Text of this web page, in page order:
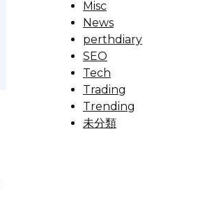
Misc
News
perthdiary
SEO
Tech
Trading
Trending
未分類